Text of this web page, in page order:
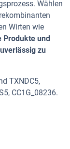
Wählen
Wirten wie
Produkte und
zu
TXNDC5,
CC1G_08236.